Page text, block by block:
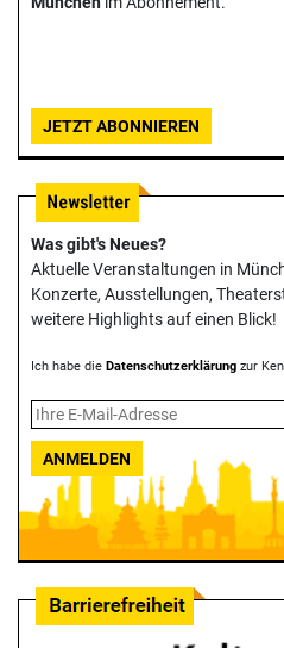
JETZT ABONNIEREN
Was gibt's Neues?
Aktuelle Veranstaltungen in
Konzerte, Ausstellungen,
weitere Highlights auf einen Blick!
Ich habe die Datenschutzerklärung zur
ANMELDEN